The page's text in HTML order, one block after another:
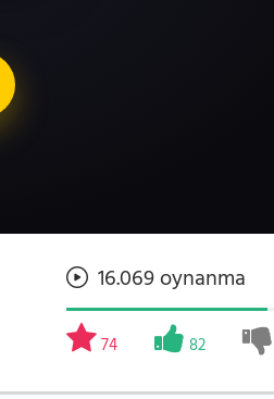
16.069 oynanma
74 82